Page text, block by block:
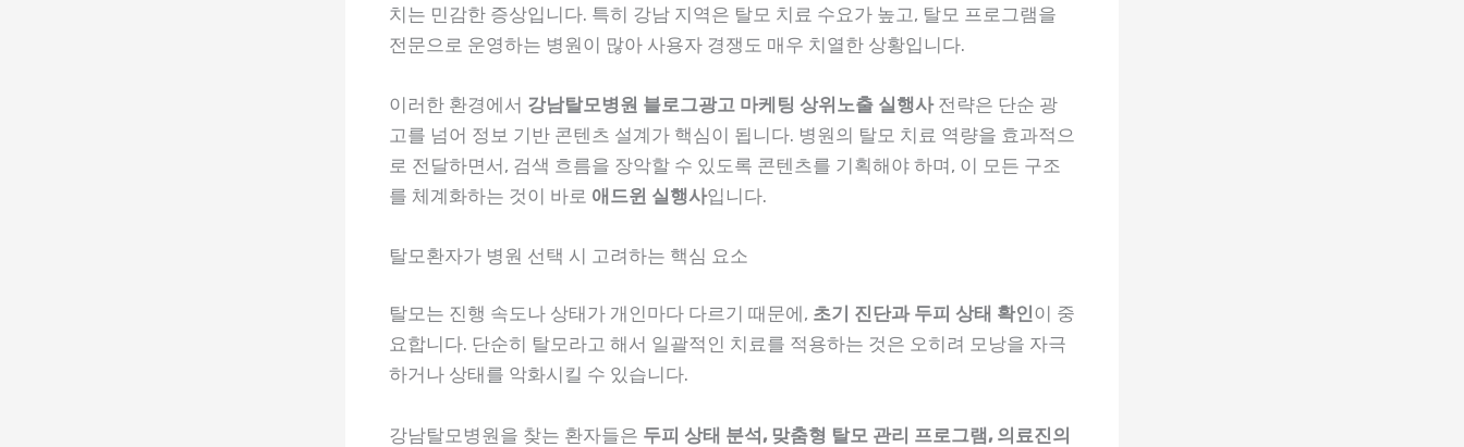
치는 민감한 증상입니다. 특히 강남 지역은 탈모 치료 수요가 높고, 탈모 프로그램을
전문으로 운영하는 병원이 많아 사용자 경쟁도 매우 치열한 상황입니다.
이러한 환경에서 강남탈모병원 블로그광고 마케팅 상위노출 실행사전략은 단순 광
고를 넘어 정보 기반 콘텐츠 설계가 핵심이 됩니다. 병원의 탈모 치료 역량을 효과적으
로 전달하면서, 검색 흐름을 장악할 수 있도록 콘텐츠를 기획해야 하며, 이 모든 구조
를 체계화하는 것이 바로 애드윈 실행사입니다.
탈모환자가 병원 선택 시 고려하는 핵심 요소
탈모는 진행 속도나 상태가 개인마다 다르기 때문에, 초기 진단과 두피 상태 확인이 중
요합니다. 단순히 탈모라고 해서 일괄적인 치료를 적용하는 것은 오히려 모낭을 자극
하거나 상태를 악화시킬 수 있습니다.
강남탈모병원을 찾는 환자들은 두피 상태 분석, 맞춤형 탈모 관리 프로그램, 의료진의